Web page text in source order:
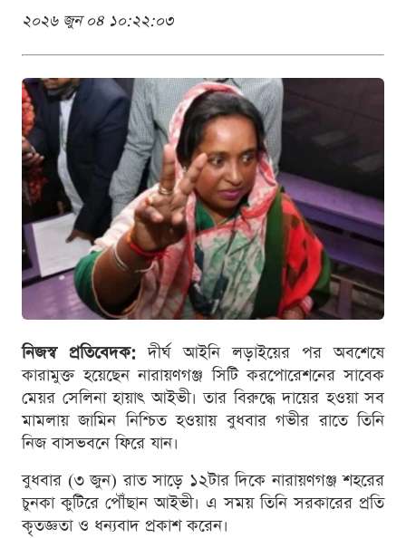
২০২৬ জুন ০৪ ১০:২২:০৩
নিজস্ব প্রতিবেদক: দীর্ঘ আইনি লড়াইয়ের পর অবশেষে
কারামুক্ত হয়েছেন নারায়ণগঞ্জ সিটি করপোরেশনের সাবেক
মেয়র সেলিনা হায়াৎ আইভী। তার বিরুদ্ধে দায়ের হওয়া সব
মামলায় জামিন নিশ্চিত হওয়ায় বুধবার গভীর রাতে তিনি
নিজ বাসভবনে ফিরে যান।
বুধবার (৩ জুন) রাত সাড়ে ১২টার দিকে নারায়ণগঞ্জ শহরের
চুনকা কুটিরে পৌঁছান আইভী। এ সময় তিনি সরকারের প্রতি
কৃতজ্ঞতা ও ধন্যবাদ প্রকাশ করেন।